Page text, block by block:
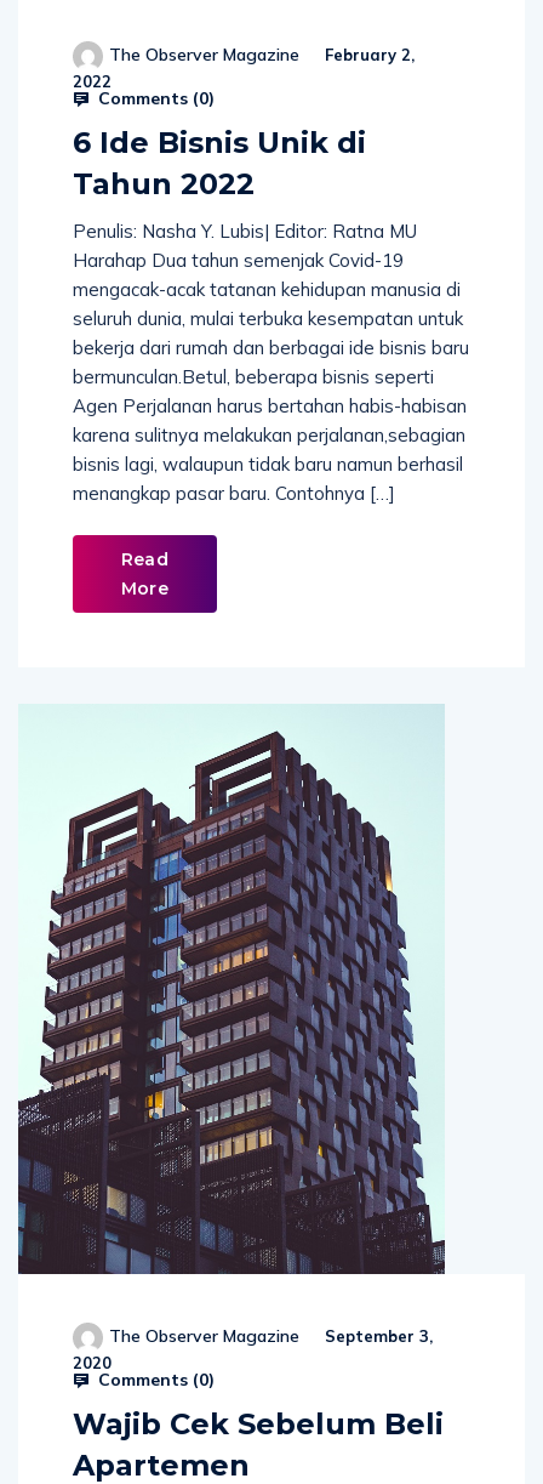
The Observer Magazine
February 2,
2022
Comments (0)
6 Ide Bisnis Unik di
Tahun 2022
Penulis: Nasha Y. Lubis| Editor: Ratna MU
Harahap Dua tahun semenjak Covid-19
mengacak-acak tatanan kehidupan manusia di
seluruh dunia, mulai terbuka kesempatan untuk
bekerja dari rumah dan berbagai ide bisnis baru
bermunculan.Betul, beberapa bisnis seperti
Agen Perjalanan harus bertahan habis-habisan
karena sulitnya melakukan perjalanan,sebagian
bisnis lagi, walaupun tidak baru namun berhasil
menangkap pasar baru. Contohnya […]
Read
More
The Observer Magazine
September 3,
2020
Comments (0)
Wajib Cek Sebelum Beli
Apartemen